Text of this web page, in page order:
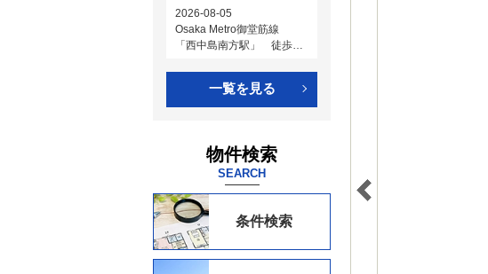
一覧を見る
物件検索
SEARCH
条件検索